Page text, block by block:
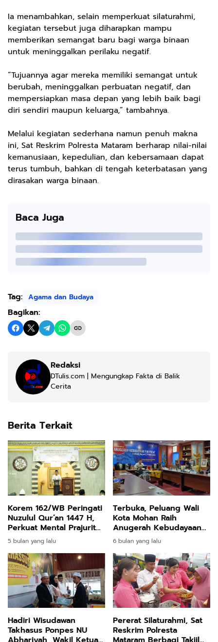
Ia menambahkan, selain memperkuat silaturahmi,
kegiatan tersebut juga diharapkan mampu
memberikan semangat baru bagi warga binaan
untuk meninggalkan perilaku negatif.
“Tujuannya agar mereka memiliki semangat untuk
berubah, meninggalkan perbuatan negatif, dan
mempersiapkan masa depan yang lebih baik bagi
diri sendiri maupun keluarga,” tambahnya.
Melalui kegiatan sederhana namun penuh makna
ini, Sat Reskrim Polresta Mataram berharap nilai-nilai
kemanusiaan, kepedulian, dan kebersamaan dapat
terus tumbuh, bahkan di tengah keterbatasan yang
dirasakan warga binaan.
Baca Juga
Tag: Agama dan Budaya
Bagikan:
Redaksi
DTulis.com | Mengungkap Fakta di Balik
Cerita
Berita Terkait
Korem 162/WB Peringati
Nuzulul Qur’an 1447 H,
Perkuat Mental Prajurit
Berlandaskan Nilai
Tauhid
5 bulan yang lalu
Terbuka, Peluang Wali
Kota Mohan Raih
Anugerah Kebudayaan
PWI Tahun 2026
6 bulan yang lalu
Hadiri Wisudawan
Takhasus Ponpes NU
Pererat Silaturahmi, Sat
Reskrim Polresta